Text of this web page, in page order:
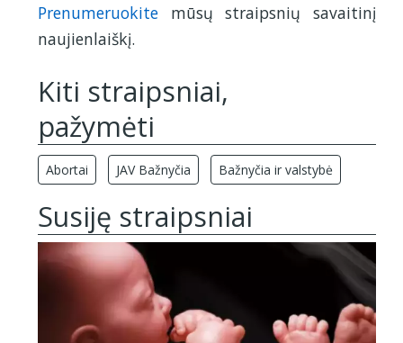
Prenumeruokite mūsų straipsnių savaitinį
naujienlaiškį.
Kiti straipsniai,
pažymėti
Abortai JAV Bažnyčia Bažnyčia ir valstybė
Susiję straipsniai